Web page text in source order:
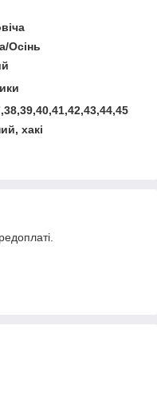
Осінь
хакі